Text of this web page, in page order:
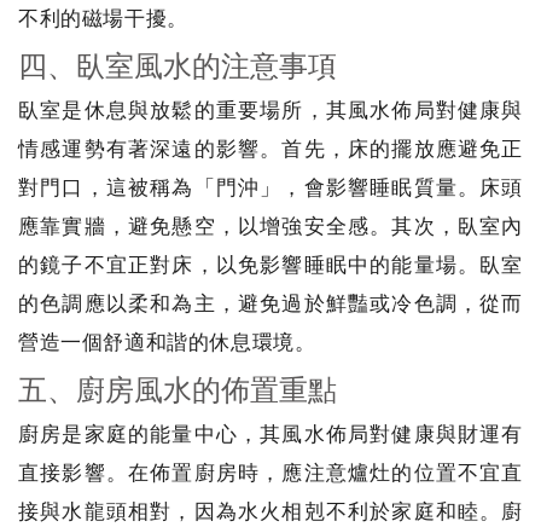
不利的磁場干擾。
四、臥室風水的注意事項
臥室是休息與放鬆的重要場所，其風水佈局對健康與
情感運勢有著深遠的影響。首先，床的擺放應避免正
對門口，這被稱為「門沖」，會影響睡眠質量。床頭
應靠實牆，避免懸空，以增強安全感。其次，臥室內
的鏡子不宜正對床，以免影響睡眠中的能量場。臥室
的色調應以柔和為主，避免過於鮮豔或冷色調，從而
營造一個舒適和諧的休息環境。
五、廚房風水的佈置重點
廚房是家庭的能量中心，其風水佈局對健康與財運有
直接影響。在佈置廚房時，應注意爐灶的位置不宜直
接與水龍頭相對，因為水火相剋不利於家庭和睦。廚